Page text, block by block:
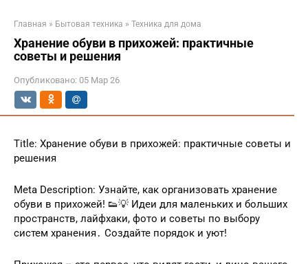
Главная » Бытовая техника » Техника для дома
Хранение обуви в прихожей: практичные
советы и решения
Опубликовано: 05 Мар 26
Title: Хранение обуви в прихожей: практичные советы и
решения
Meta Description: Узнайте, как организовать хранение
обуви в прихожей! 👟💡 Идеи для маленьких и больших
пространств, лайфхаки, фото и советы по выбору
систем хранения․ Создайте порядок и уют!